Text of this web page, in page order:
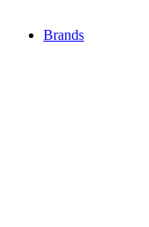
Brands